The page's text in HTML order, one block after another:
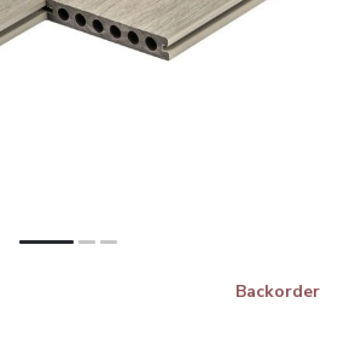
Backorder